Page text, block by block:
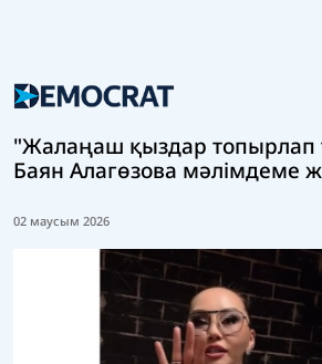
"Жалаңаш қыздар топырлап
Баян Алагөзова мәлімдеме
02 маусым 2026